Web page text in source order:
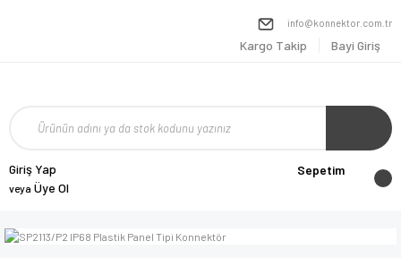
info@konnektor.com.tr
Kargo Takip Bayi Giriş
Giriş Yap
veya Üye Ol
Sepetim